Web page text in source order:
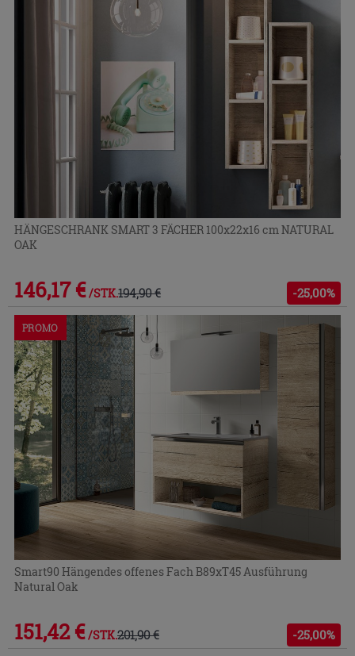
HÄNGESCHRANK SMART 3 FÄCHER 100x22x16 cm NATURAL
OAK
146,17 € /STK.194,90 € -25,00%
PROMO
Smart90 Hängendes offenes Fach B89xT45 Ausführung
Natural Oak
151,42 € /STK.201,90 € -25,00%